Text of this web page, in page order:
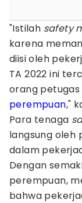
"Istilah safety
karena
diisi oleh
TA 2022 ini
orang petugas
perempuan,"
Para tenaga
langsung
dalam
Dengan
perempuan,
bahwa